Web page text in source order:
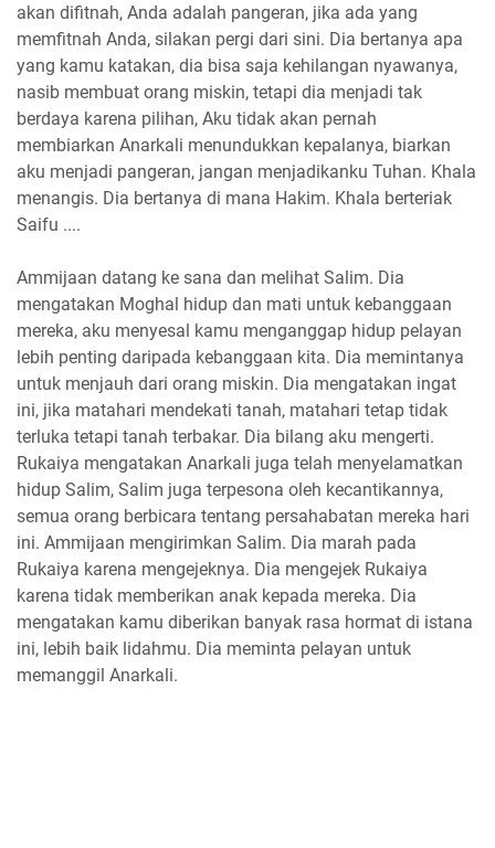
akan difitnah, Anda adalah pangeran, jika ada yang
memfitnah Anda, silakan pergi dari sini. Dia bertanya apa
yang kamu katakan, dia bisa saja kehilangan nyawanya,
nasib membuat orang miskin, tetapi dia menjadi tak
berdaya karena pilihan, Aku tidak akan pernah
membiarkan Anarkali menundukkan kepalanya, biarkan
aku menjadi pangeran, jangan menjadikanku Tuhan. Khala
menangis. Dia bertanya di mana Hakim. Khala berteriak
Saifu ....
Ammijaan datang ke sana dan melihat Salim. Dia
mengatakan Moghal hidup dan mati untuk kebanggaan
mereka, aku menyesal kamu menganggap hidup pelayan
lebih penting daripada kebanggaan kita. Dia memintanya
untuk menjauh dari orang miskin. Dia mengatakan ingat
ini, jika matahari mendekati tanah, matahari tetap tidak
terluka tetapi tanah terbakar. Dia bilang aku mengerti.
Rukaiya mengatakan Anarkali juga telah menyelamatkan
hidup Salim, Salim juga terpesona oleh kecantikannya,
semua orang berbicara tentang persahabatan mereka hari
ini. Ammijaan mengirimkan Salim. Dia marah pada
Rukaiya karena mengejeknya. Dia mengejek Rukaiya
karena tidak memberikan anak kepada mereka. Dia
mengatakan kamu diberikan banyak rasa hormat di istana
ini, lebih baik lidahmu. Dia meminta pelayan untuk
memanggil Anarkali.